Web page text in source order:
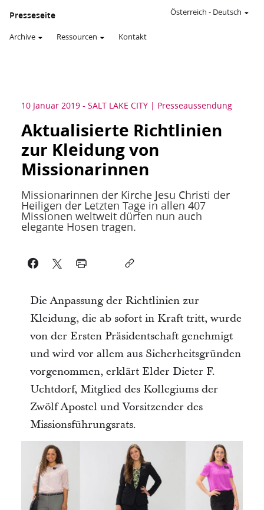
Presseseite
Archive Ressourcen Kontakt
Österreich - Deutsch
10 Januar 2019 - SALT LAKE CITY Presseaussendung
Aktualisierte Richtlinien
zur Kleidung von
Missionarinnen
Missionarinnen der Kirche Jesu Christi der
Heiligen der Letzten Tage in allen 407
Missionen weltweit dürfen nun auch
elegante Hosen tragen.
Die Anpassung der Richtlinien zur
Kleidung, die ab sofort in Kraft tritt, wurde
von der Ersten Präsidentschaft genehmigt
und wird vor allem aus Sicherheitsgründen
vorgenommen, erklärt Elder Dieter F.
Uchtdorf, Mitglied des Kollegiums der
Zwölf Apostel und Vorsitzender des
Missionsführungsrats.